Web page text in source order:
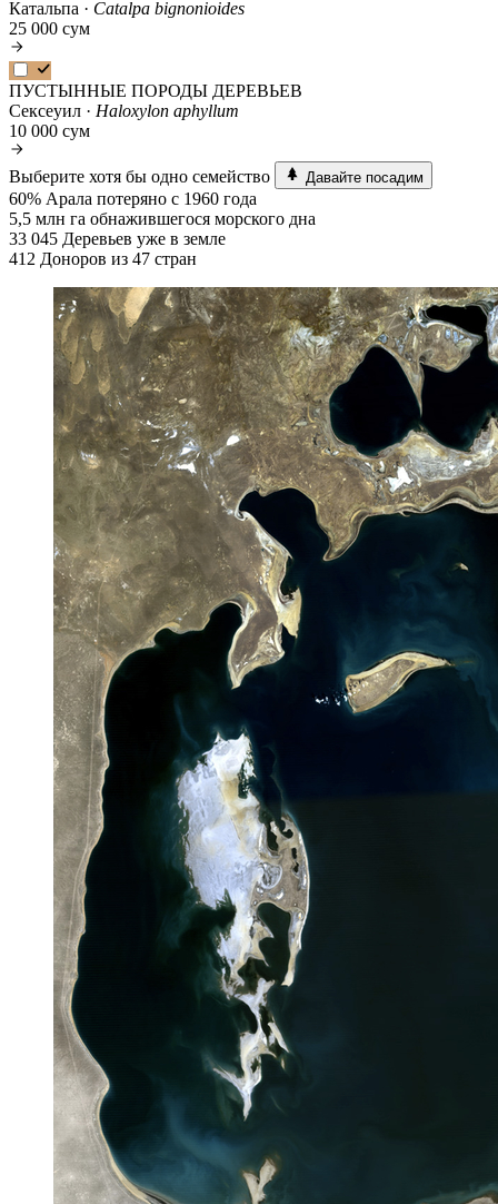
Катальпа · Catalpa bignonioides
25 000 сум
ПУСТЫННЫЕ ПОРОДЫ ДЕРЕВЬЕВ
Сексеуил · Haloxylon aphyllum
10 000 сум
Выберите хотя бы одно семейство Давайте посадим
60% Арала потеряно с 1960 года
5,5 млн га обнажившегося морского дна
33 045 Деревьев уже в земле
412 Доноров из 47 стран